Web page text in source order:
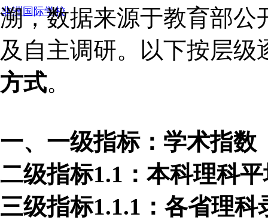
非洲国际学校
溯，数据来源于教育部公
及自主调研。以下按层级
方式。
一、一级指标：学术指数
二级指标1.1：本科理科
三级指标1.1.1：各省理